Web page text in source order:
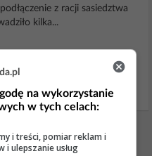
z racji sasiedztwa
kilka...
na wykorzystanie
w tych celach:
i treści, pomiar reklam i
i ulepszanie usług